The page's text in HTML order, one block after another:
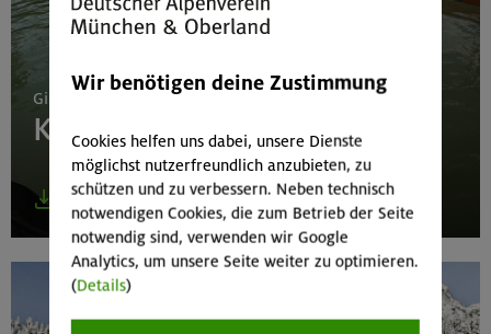
Gipfelgang & Tourenberichte KiMa & Jugend Pi
Kinder & Jugend
zum PDF
Wir benötigen deine Zustimmung
Cookies helfen uns dabei, unsere Dienste
möglichst nutzerfreundlich anzubieten, zu
schützen und zu verbessern. Neben technisch
notwendigen Cookies, die zum Betrieb der Seite
notwendig sind, verwenden wir Google
Analytics, um unsere Seite weiter zu optimieren.
(Details)